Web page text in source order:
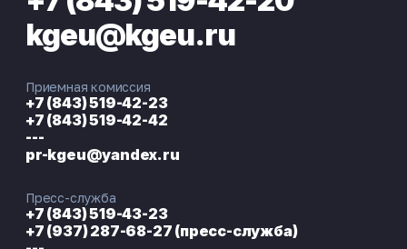
kgeu@kgeu.ru
Приемная комиссия
+7 (843) 519-42-23
+7 (843) 519-42-42
---
pr-kgeu@yandex.ru
Пресс-служба
+7 (843) 519-43-23
+7 (937) 287-68-27 (пресс-служба)